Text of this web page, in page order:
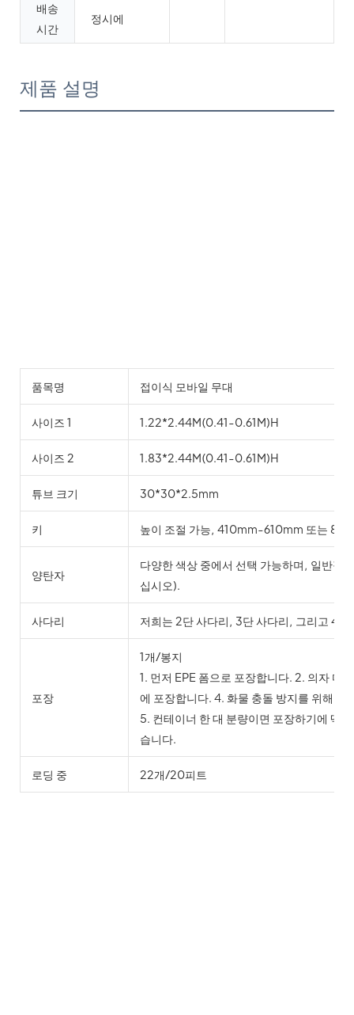
배송
시간
정시에
제품 설명
품목명 접이식 모바일 무대
사이즈 1 1.22*2.44M(0.41-0.61M)H
사이즈 2 1.83*2.44M(0.41-0.61M)H
튜브 크기 30*30*2.5mm
키 높이 조절 가능, 410mm-610mm 또는
양탄자
다양한 색상 중에서 선택 가능하며, 일반적
십시오).
사다리 저희는 2단 사다리, 3단 사다리, 그리고 4단
포장
1개/봉지
1. 먼저 EPE 폼으로 포장합니다. 2. 의자 다
에 포장합니다. 4. 화물 충돌 방지를 위해 상
5. 컨테이너 한 대 분량이면 포장하기에 딱
습니다.
로딩 중 22개/20피트